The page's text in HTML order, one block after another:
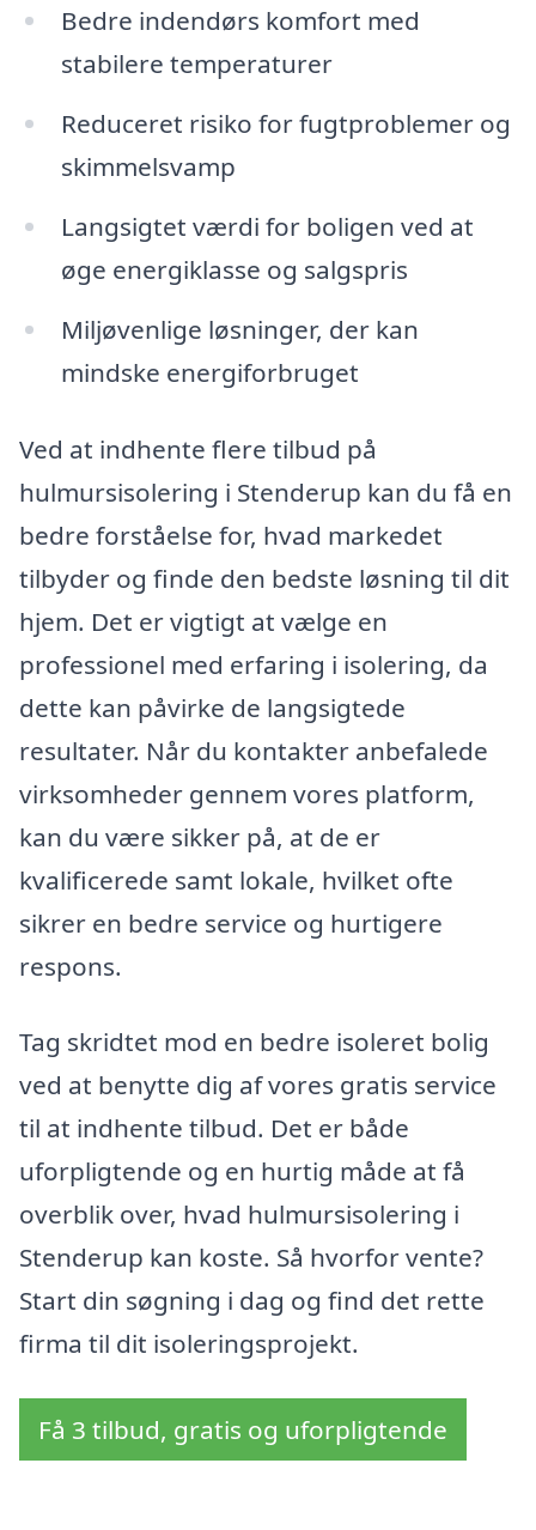
Bedre indendørs komfort med
stabilere temperaturer
Reduceret risiko for fugtproblemer og
skimmelsvamp
Langsigtet værdi for boligen ved at
øge energiklasse og salgspris
Miljøvenlige løsninger, der kan
mindske energiforbruget
Ved at indhente flere tilbud på
hulmursisolering i Stenderup kan du få en
bedre forståelse for, hvad markedet
tilbyder og finde den bedste løsning til dit
hjem. Det er vigtigt at vælge en
professionel med erfaring i isolering, da
dette kan påvirke de langsigtede
resultater. Når du kontakter anbefalede
virksomheder gennem vores platform,
kan du være sikker på, at de er
kvalificerede samt lokale, hvilket ofte
sikrer en bedre service og hurtigere
respons.
Tag skridtet mod en bedre isoleret bolig
ved at benytte dig af vores gratis service
til at indhente tilbud. Det er både
uforpligtende og en hurtig måde at få
overblik over, hvad hulmursisolering i
Stenderup kan koste. Så hvorfor vente?
Start din søgning i dag og find det rette
firma til dit isoleringsprojekt.
Få 3 tilbud, gratis og uforpligtende